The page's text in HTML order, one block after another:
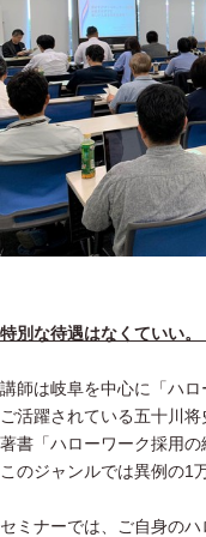
特別な待遇はなくていい
講師は岐阜を中心に「ハ
ご活躍されている五十川将
著書「ハローワーク採用の
このジャンルでは異例の1
セミナーでは、ご自身のハ